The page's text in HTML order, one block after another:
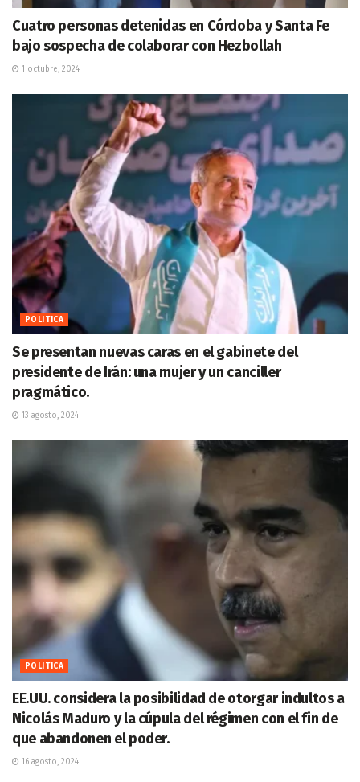
Cuatro personas detenidas en Córdoba y Santa Fe
bajo sospecha de colaborar con Hezbollah
1 octubre, 2024
POLITICA
Se presentan nuevas caras en el gabinete del
presidente de Irán: una mujer y un canciller
pragmático.
13 agosto, 2024
POLITICA
EE.UU. considera la posibilidad de otorgar indultos a
Nicolás Maduro y la cúpula del régimen con el fin de
que abandonen el poder.
16 agosto, 2024